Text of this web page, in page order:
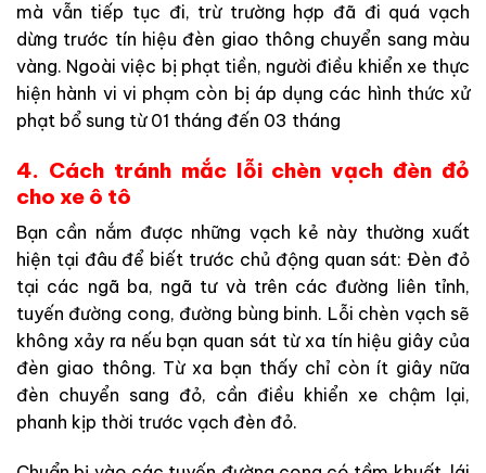
mà vẫn tiếp tục đi, trừ trường hợp đã đi quá vạch
dừng trước tín hiệu đèn giao thông chuyển sang màu
vàng. Ngoài việc bị phạt tiền, người điều khiển xe thực
hiện hành vi vi phạm còn bị áp dụng các hình thức xử
phạt bổ sung từ 01 tháng đến 03 tháng
4. Cách tránh mắc lỗi chèn vạch đèn đỏ
cho xe ô tô
Bạn cần nắm được những vạch kẻ này thường xuất
hiện tại đâu để biết trước chủ động quan sát: Đèn đỏ
tại các ngã ba, ngã tư và trên các đường liên tỉnh,
tuyến đường cong, đường bùng binh. Lỗi chèn vạch sẽ
không xảy ra nếu bạn quan sát từ xa tín hiệu giây của
đèn giao thông. Từ xa bạn thấy chỉ còn ít giây nữa
đèn chuyển sang đỏ, cần điều khiển xe chậm lại,
phanh kịp thời trước vạch đèn đỏ.